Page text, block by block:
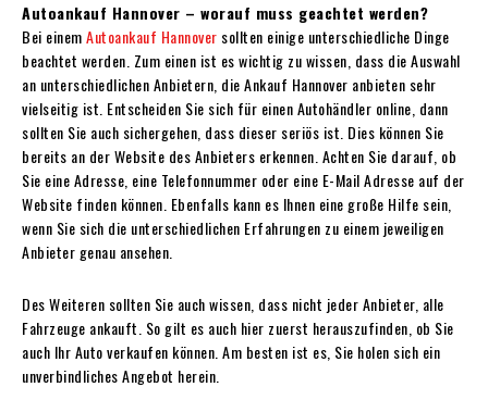
Autoankauf Hannover – worauf muss geachtet werden?
Bei einemAutoankauf Hannover sollten einige unterschiedliche Dinge
beachtet werden. Zum einen ist es wichtig zu wissen, dass die Auswahl
an unterschiedlichen Anbietern, die Ankauf Hannover anbieten sehr
vielseitig ist. Entscheiden Sie sich für einen Autohändler online, dann
sollten Sie auch sichergehen, dass dieser seriös ist. Dies können Sie
bereits an der Website des Anbieters erkennen. Achten Sie darauf, ob
Sie eine Adresse, eine Telefonnummer oder eine E-Mail Adresse auf der
Website finden können. Ebenfalls kann es Ihnen eine große Hilfe sein,
wenn Sie sich die unterschiedlichen Erfahrungen zu einem jeweiligen
Anbieter genau ansehen.
Des Weiteren sollten Sie auch wissen, dass nicht jeder Anbieter, alle
Fahrzeuge ankauft. So gilt es auch hier zuerst herauszufinden, ob Sie
auch Ihr Auto verkaufen können. Am besten ist es, Sie holen sich ein
unverbindliches Angebot herein.